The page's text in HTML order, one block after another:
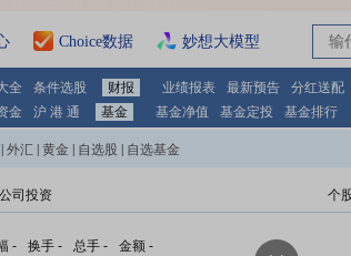
Choice数据 妙想大模型
全 条件选股 财报 业绩报表 最新预告 分红送配
金 沪 港 通 基金 基金净值 基金定投 基金排行
外汇 黄金 自选股 自选基金
司投资 个
- 换手 - 总手 - 金额 -